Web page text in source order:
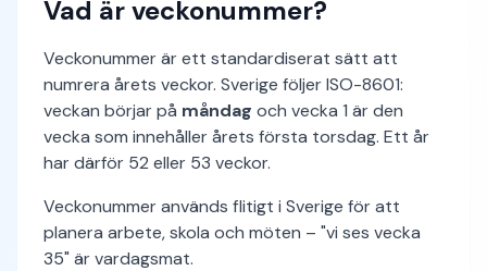
Vad är veckonummer?
Veckonummer är ett standardiserat sätt att
numrera årets veckor. Sverige följer ISO-8601:
veckan börjar på måndag och vecka 1 är den
vecka som innehåller årets första torsdag. Ett år
har därför 52 eller 53 veckor.
Veckonummer används flitigt i Sverige för att
planera arbete, skola och möten – "vi ses vecka
35" är vardagsmat.